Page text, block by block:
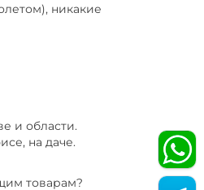
никакие
и области.
на даче.
товарам?